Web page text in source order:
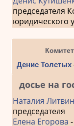
председателя
юридического
Денис Толстых
досье на
Наталия
председателя
Елена Егорова